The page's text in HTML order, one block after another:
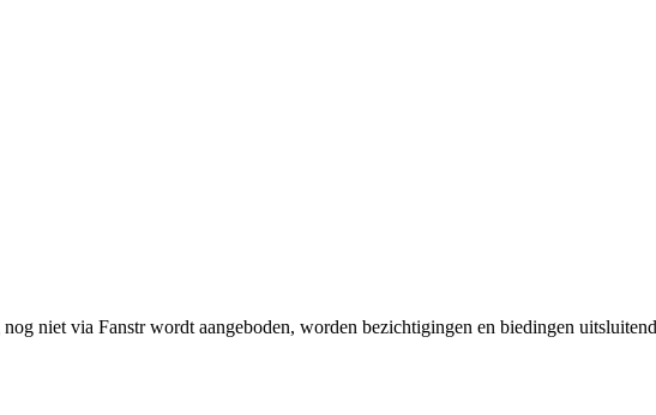
niet via Fanstr wordt aangeboden, worden bezichtigingen en biedingen